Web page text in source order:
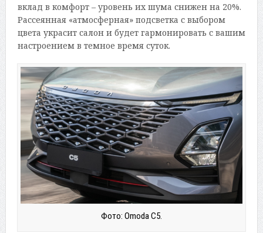
вклад в комфорт – уровень их шума снижен на 20%.
Рассеянная «атмосферная» подсветка с выбором
цвета украсит салон и будет гармонировать с вашим
настроением в темное время суток.
Фото: Omoda C5.